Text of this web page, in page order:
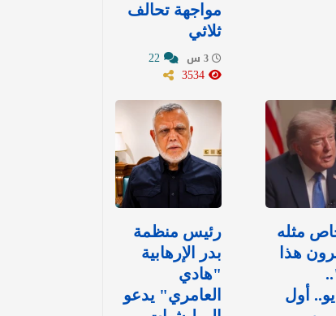
مواجهة تحالف
ثلاثي
مثله
هذا
أول
رئيس منظمة
بدر الإرهابية
"هادي
العامري" يدعو